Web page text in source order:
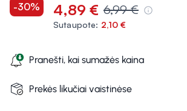
-30% 4,89 € 6,99 €
Sutaupote: 2,10 €
Pranešti, kai sumažės kaina
Prekės likučiai vaistinėse